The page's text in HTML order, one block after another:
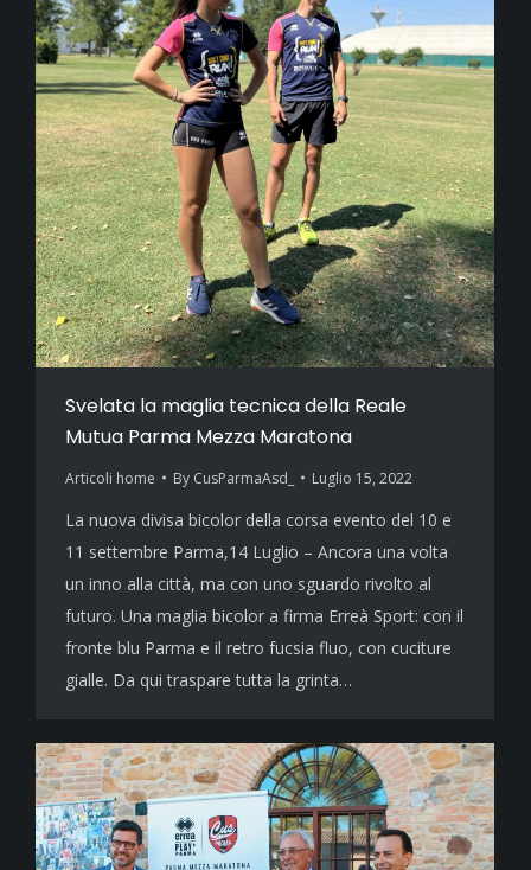
Svelata la maglia tecnica della Reale
Mutua Parma Mezza Maratona
Articoli home By CusParmaAsd_ Luglio 15, 2022
La nuova divisa bicolor della corsa evento del 10 e
11 settembre Parma,14 Luglio – Ancora una volta
un inno alla città, ma con uno sguardo rivolto al
futuro. Una maglia bicolor a firma Erreà Sport: con il
fronte blu Parma e il retro fucsia fluo, con cuciture
gialle. Da qui traspare tutta la grinta…